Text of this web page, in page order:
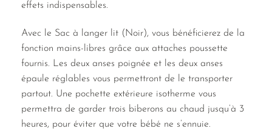
effets indispensables.
Avec le Sac à langer lit (Noir), vous bénéficierez de la
fonction mains-libres grâce aux attaches poussette
fournis. Les deux anses poignée et les deux anses
épaule réglables vous permettront de le transporter
partout. Une pochette extérieure isotherme vous
permettra de garder trois biberons au chaud jusqu’à 3
heures, pour éviter que votre bébé ne s’ennuie.